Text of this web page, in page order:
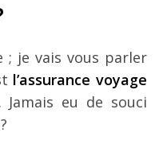
; je vais vous parler
l’assurance voyage
. Jamais eu de souci